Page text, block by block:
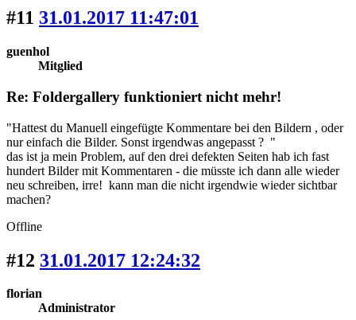
#11 31.01.2017 11:47:01
guenhol
Mitglied
Re: Foldergallery funktioniert nicht mehr!
"Hattest du Manuell eingefügte Kommentare bei den Bildern , oder
nur einfach die Bilder. Sonst irgendwas angepasst ? "
das ist ja mein Problem, auf den drei defekten Seiten hab ich fast
hundert Bilder mit Kommentaren - die müsste ich dann alle wieder
neu schreiben, irre! kann man die nicht irgendwie wieder sichtbar
machen?
Offline
#12 31.01.2017 12:24:32
florian
Administrator